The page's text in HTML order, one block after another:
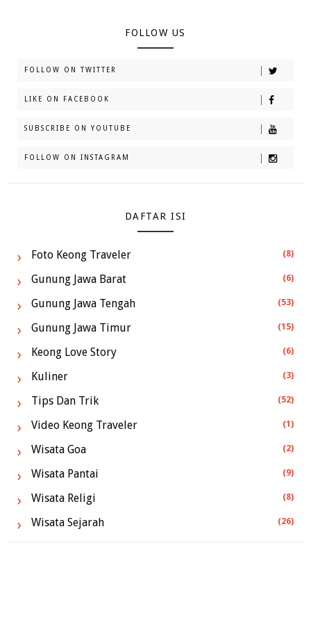
FOLLOW US
FOLLOW ON TWITTER
LIKE ON FACEBOOK
SUBSCRIBE ON YOUTUBE
FOLLOW ON INSTAGRAM
DAFTAR ISI
Foto Keong Traveler (8)
Gunung Jawa Barat (6)
Gunung Jawa Tengah (53)
Gunung Jawa Timur (15)
Keong Love Story (6)
Kuliner (3)
Tips Dan Trik (52)
Video Keong Traveler (1)
Wisata Goa (2)
Wisata Pantai (9)
Wisata Religi (8)
Wisata Sejarah (26)